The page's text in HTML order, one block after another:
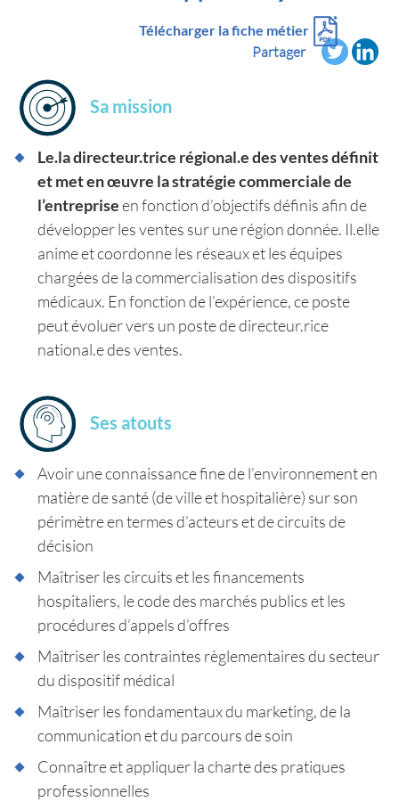
Télécharger la fiche métier
Partager
Sa mission
Le.la directeur.trice régional.e des ventes définit
et met en œuvre la stratégie commerciale de
l’entrepriseen fonction d’objectifs définis afin de
développer les ventes sur une région donnée. Il.elle
anime et coordonne les réseaux et les équipes
chargées de la commercialisation des dispositifs
médicaux. En fonction de l’expérience, ce poste
peut évoluer vers un poste de directeur.rice
national.e des ventes.
Ses atouts
Avoir une connaissance fine de l’environnement en
matière de santé (de ville et hospitalière) sur son
périmètre en termes d’acteurs et de circuits de
décision
Maîtriser les circuits et les financements
hospitaliers, le code des marchés publics et les
procédures d’appels d’offres
Maîtriser les contraintes règlementaires du secteur
du dispositif médical
Maîtriser les fondamentaux du marketing, de la
communication et du parcours de soin
Connaître et appliquer la charte des pratiques
professionnelles